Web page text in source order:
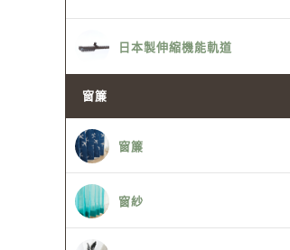
日本製伸縮機能軌道
窗簾
窗簾
窗紗